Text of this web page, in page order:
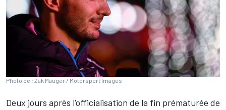
Photo de : Zak Mauger / Motorsport Images
Deux jours après l'officialisation de la fin prématurée de